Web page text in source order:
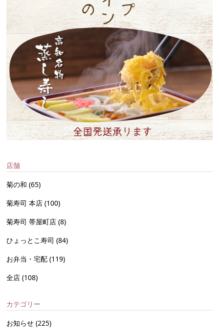
店舗
菊の和(65)
菊寿司 本店(100)
菊寿司 帯屋町店(8)
ひょっとこ寿司(84)
お弁当・宅配(119)
全店(108)
カテゴリー
お知らせ(225)